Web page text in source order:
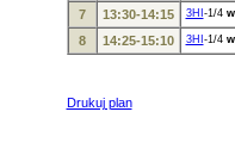
7 13:30-14:15 3HI -1/4
8 14:25-15:10 3HI -1/4
Drukuj plan